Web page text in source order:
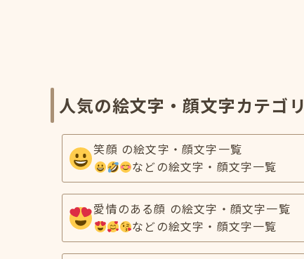
人気の絵文字・顔文字カテゴリ
笑顔 の絵文字・顔文字一覧
などの絵文字・顔文字一覧
愛情のある顔 の絵文字・顔文字一覧
などの絵文字・顔文字一覧